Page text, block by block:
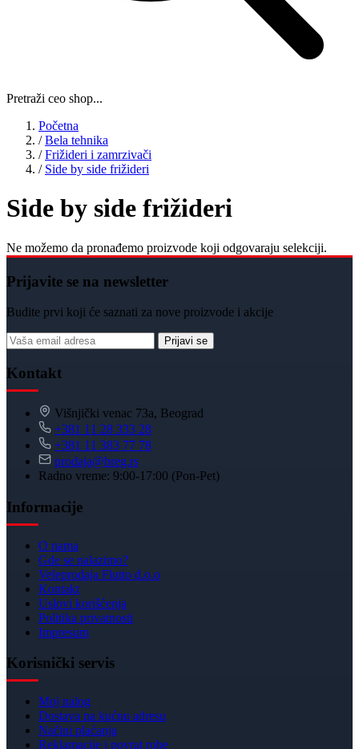
Pretraži ceo shop...
Početna
/ Bela tehnika
/ Frižideri i zamrzivači
/ Side by side frižideri
Side by side frižideri
Ne možemo da pronađemo proizvode koji odgovaraju selekciji.
Prijavite se na newsletter
Budite prvi koji će saznati za nove proizvode i akcije
Prijavi se
Kontakt
Višnjički venac 73a, Beograd
+381 11 28 333 28
+381 11 383 77 78
prodaja@breg.rs
Radno vreme: 9:00-17:00 (Pon-Pet)
Informacije
O nama
Gde se nalazimo?
Veleprodaja Flutto d.o.o
Kontakt
Uslovi korišćenja
Politika privatnosti
Impresum
Korisnički servis
Moj nalog
Dostava na kućnu adresu
Načini plaćanja
Reklamacije i povrat robe